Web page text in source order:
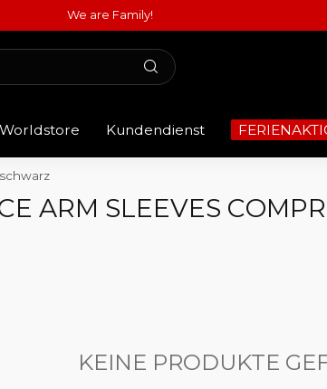
We are Family!
Kundendienst
ARM SLEEVES
KEINE PRODUKTE